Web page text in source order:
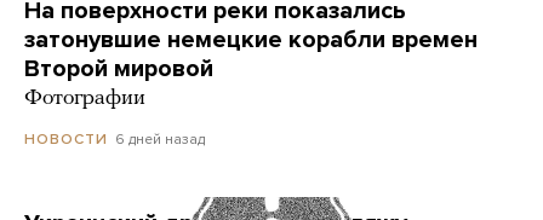
На поверхности реки показались
затонувшие немецкие корабли времен
Второй мировой
Фотографии
НОВОСТИ 6 дней назад